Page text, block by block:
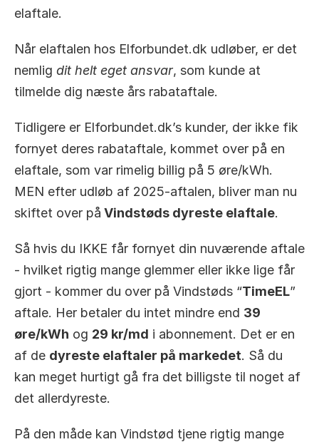
elaftale.
Når elaftalen hos Elforbundet.dk udløber, er det
nemlig dit helt eget ansvar, som kunde at
tilmelde dig næste års rabataftale.
Tidligere er Elforbundet.dk’s kunder, der ikke fik
fornyet deres rabataftale, kommet over på en
elaftale, som var rimelig billig på 5 øre/kWh.
MEN efter udløb af 2025-aftalen, bliver man nu
skiftet over på Vindstøds dyreste elaftale.
Så hvis du IKKE får fornyet din nuværende aftale
- hvilket rigtig mange glemmer eller ikke lige får
gjort - kommer du over på Vindstøds “TimeEL”
aftale. Her betaler du intet mindre end 39
øre/kWh og 29 kr/md i abonnement. Det er en
af de dyreste elaftaler på markedet. Så du
kan meget hurtigt gå fra det billigste til noget af
det allerdyreste.
På den måde kan Vindstød tjene rigtig mange